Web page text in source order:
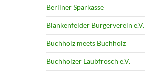
Berliner Sparkasse
Blankenfelder Bürgerverein e.V.
Buchholz meets Buchholz
Buchholzer Laubfrosch e.V.